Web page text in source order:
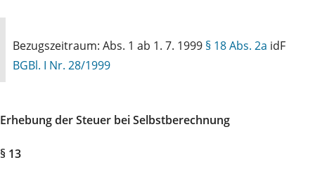
Bezugszeitraum: Abs. 1 ab 1. 7. 1999 § 18 Abs. 2a idF
BGBl. I Nr. 28/1999
Erhebung der Steuer bei Selbstberechnung
§ 13